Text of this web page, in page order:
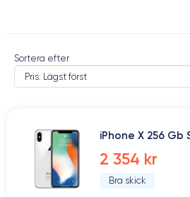
Sortera efter
iPhone X 256 Gb
2 354 kr
Bra skick